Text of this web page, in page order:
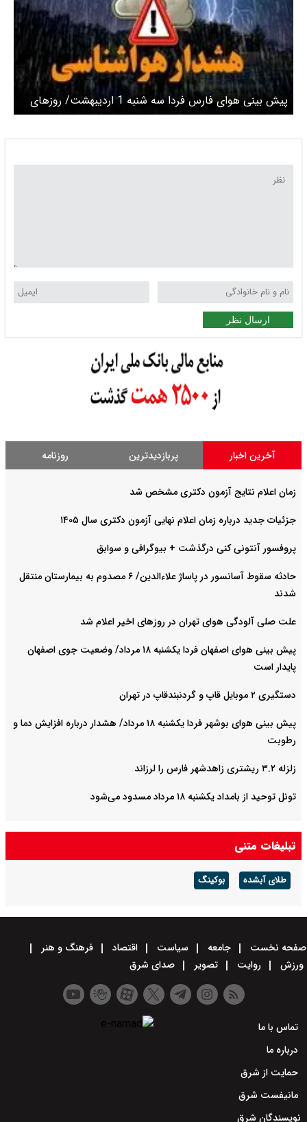
پیش بینی هوای فارس فردا سه شنبه 1 اردیبهشت/ روزهای
پایانی هفته و هشدار زرد هواشناسی
ارسال نظر
آخرین اخبار پربازدیدترین روزنامه
زمان اعلام نتایج آزمون دکتری مشخص شد
جزئیات جدید درباره زمان اعلام نهایی آزمون دکتری سال ۱۴۰۵
پروفسور آنتونی کنی درگذشت + بیوگرافی و سوابق
حادثه سقوط آسانسور در پاساژ علاءالدین/ ۶ مصدوم به بیمارستان منتقل
شدند
علت صلی آلودگی هوای تهران در روزهای اخیر اعلام شد
پیش بینی هوای اصفهان فردا یکشنبه ۱۸ مرداد/ وضعیت جوی اصفهان
پایدار است
دستگیری ۲ موبایل قاپ و گردنبندقاپ در تهران
پیش بینی هوای بوشهر فردا یکشنبه ۱۸ مرداد/ هشدار درباره افزایش دما و
رطوبت
زلزله ۳.۲ ریشتری زاهدشهر فارس را لرزاند
تونل توحید از بامداد یکشنبه ۱۸ مرداد مسدود می‌شود
تبلیغات متنی
طلای آبشده بوکینگ
صفحه نخست جامعه سیاست اقتصاد
فرهنگ و هنر
ورزش
روایت تصویر صدای شرق
تماس با ما
درباره ما
حمایت از شرق
مانیفست شرق
نویسندگان شرق